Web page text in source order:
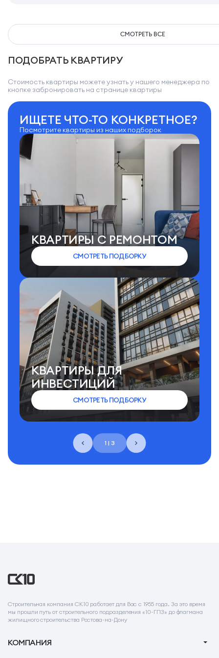
СМОТРЕТЬ ВСЕ
ПОДОБРАТЬ КВАРТИРУ
Стоимость квартиры можете узнать у нашего менеджера по
кнопке забронировать на странице квартиры
ИЩЕТЕ ЧТО-ТО КОНКРЕТНОЕ?
Посмотрите квартиры из наших подборок
1 | 3
КВАРТИРЫ C РЕМОНТОМ
СМОТРЕТЬ ПОДБОРКУ
КВАРТИРЫ ДЛЯ
ИНВЕСТИЦИЙ
СМОТРЕТЬ ПОДБОРКУ
Строительная компания СК10 работает для Вас с 1955 года. За это время
мы прошли путь от строительного подразделения «10-ГПЗ» до флагмана
жилищного строительства Ростова-на-Дону
КОМПАНИЯ